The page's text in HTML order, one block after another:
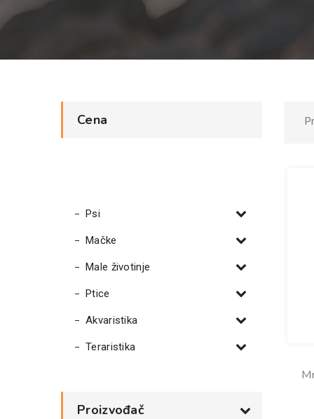
Cena
Psi
Mačke
Male životinje
Ptice
Akvaristika
Teraristika
Proizvođač